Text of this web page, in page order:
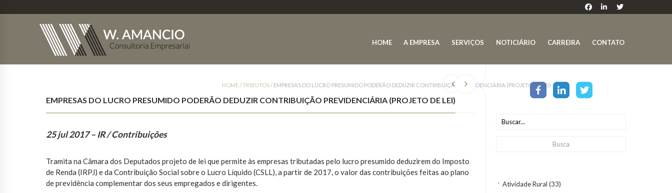
HOME A EMPRESA SERVIÇOS NOTICIÁRIO CARREIRA CONTATO
Atividade Rural (33)
HOME/TRIBUTOS/ EMPRESAS DO LUCRO PRESUMIDO PODERÃO DEDUZIR CONTRIBUIÇÃO PREVIDENCIÁRIA (PROJETO DE LEI)
EMPRESAS DO LUCRO PRESUMIDO PODERÃO DEDUZIR CONTRIBUIÇÃO PREVIDENCIÁRIA (PROJETO DE LEI)
25 jul 2017 – IR / Contribuições
Tramita na Câmara dos Deputados projeto de lei que permite às empresas tributadas pelo lucro presumido deduzirem do Imposto
de Renda (IRPJ) e da Contribuição Social sobre o Lucro Líquido (CSLL), a partir de 2017, o valor das contribuições feitas ao plano
de previdência complementar dos seus empregados e dirigentes.